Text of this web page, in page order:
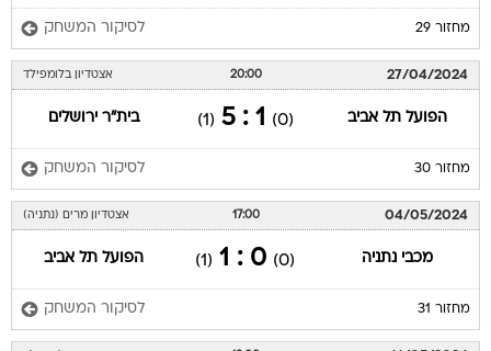
מחזור 29 לסיקור המשחק
27/04/2024
20:00 אצטדיון בלומפילד
הפועל תל אביב (0)
1 : 5
(1) בית"ר ירושלים
מחזור 30 לסיקור המשחק
04/05/2024
17:00 אצטדיון מרים (נתניה)
מכבי נתניה (0)
0 : 1
(1) הפועל תל אביב
מחזור 31 לסיקור המשחק